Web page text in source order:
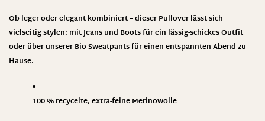
Ob leger oder elegant kombiniert – dieser Pullover lässt sich
vielseitig stylen: mit Jeans und Boots für ein lässig-schickes Outfit
oder über unserer Bio-Sweatpants für einen entspannten Abend zu
Hause.
100 % recycelte, extra-feine Merinowolle